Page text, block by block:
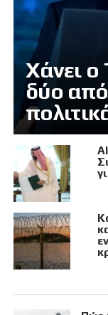
Χάνει
δύο